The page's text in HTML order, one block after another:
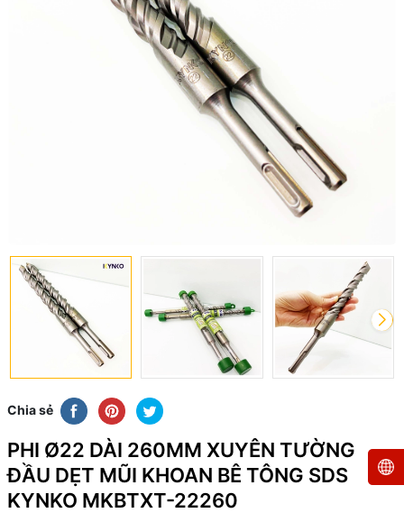
Chia sẻ
PHI Ø22 DÀI 260MM XUYÊN TƯỜNG
ĐẦU DẸT MŨI KHOAN BÊ TÔNG SDS
KYNKO MKBTXT-22260